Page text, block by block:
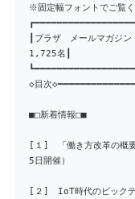
※固定幅フォントでご覧く
┃プラザ メ
1,725名┃
◇目次
■□新着情報□■
[１] 「働き方改革の概
5日開催）
[２] IoT時代のビッ